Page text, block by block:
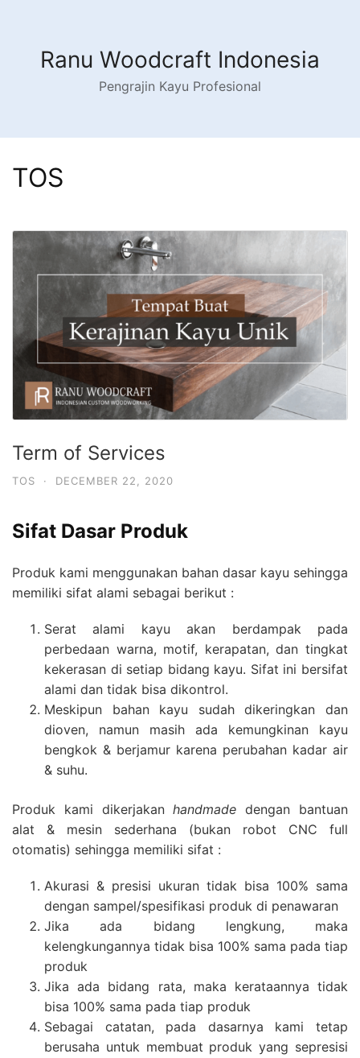
contentRanu Woodcraft Indonesia
Pengrajin Kayu Profesional
TOS
Term of Services
TOS · DECEMBER 22, 2020
Sifat Dasar Produk
Produk kami menggunakan bahan dasar kayu sehingga
memiliki sifat alami sebagai berikut :
Serat alami kayu akan berdampak pada
perbedaan warna, motif, kerapatan, dan tingkat
kekerasan di setiap bidang kayu. Sifat ini bersifat
alami dan tidak bisa dikontrol.
Meskipun bahan kayu sudah dikeringkan dan
dioven, namun masih ada kemungkinan kayu
bengkok & berjamur karena perubahan kadar air
& suhu.
Produk kami dikerjakanhandmadedengan bantuan
alat & mesin sederhana (bukan robot CNC full
otomatis) sehingga memiliki sifat :
Akurasi & presisi ukuran tidak bisa 100% sama
dengan sampel/spesifikasi produk di penawaran
Jika ada bidang lengkung, maka
kelengkungannya tidak bisa 100% sama pada tiap
produk
Jika ada bidang rata, maka kerataannya tidak
bisa 100% sama pada tiap produk
Sebagai catatan, pada dasarnya kami tetap
berusaha untuk membuat produk yang sepresisi